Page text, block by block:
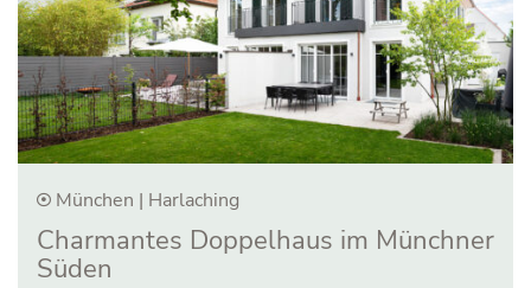
München | Harlaching
Charmantes Doppel­haus im Münchner
Süden